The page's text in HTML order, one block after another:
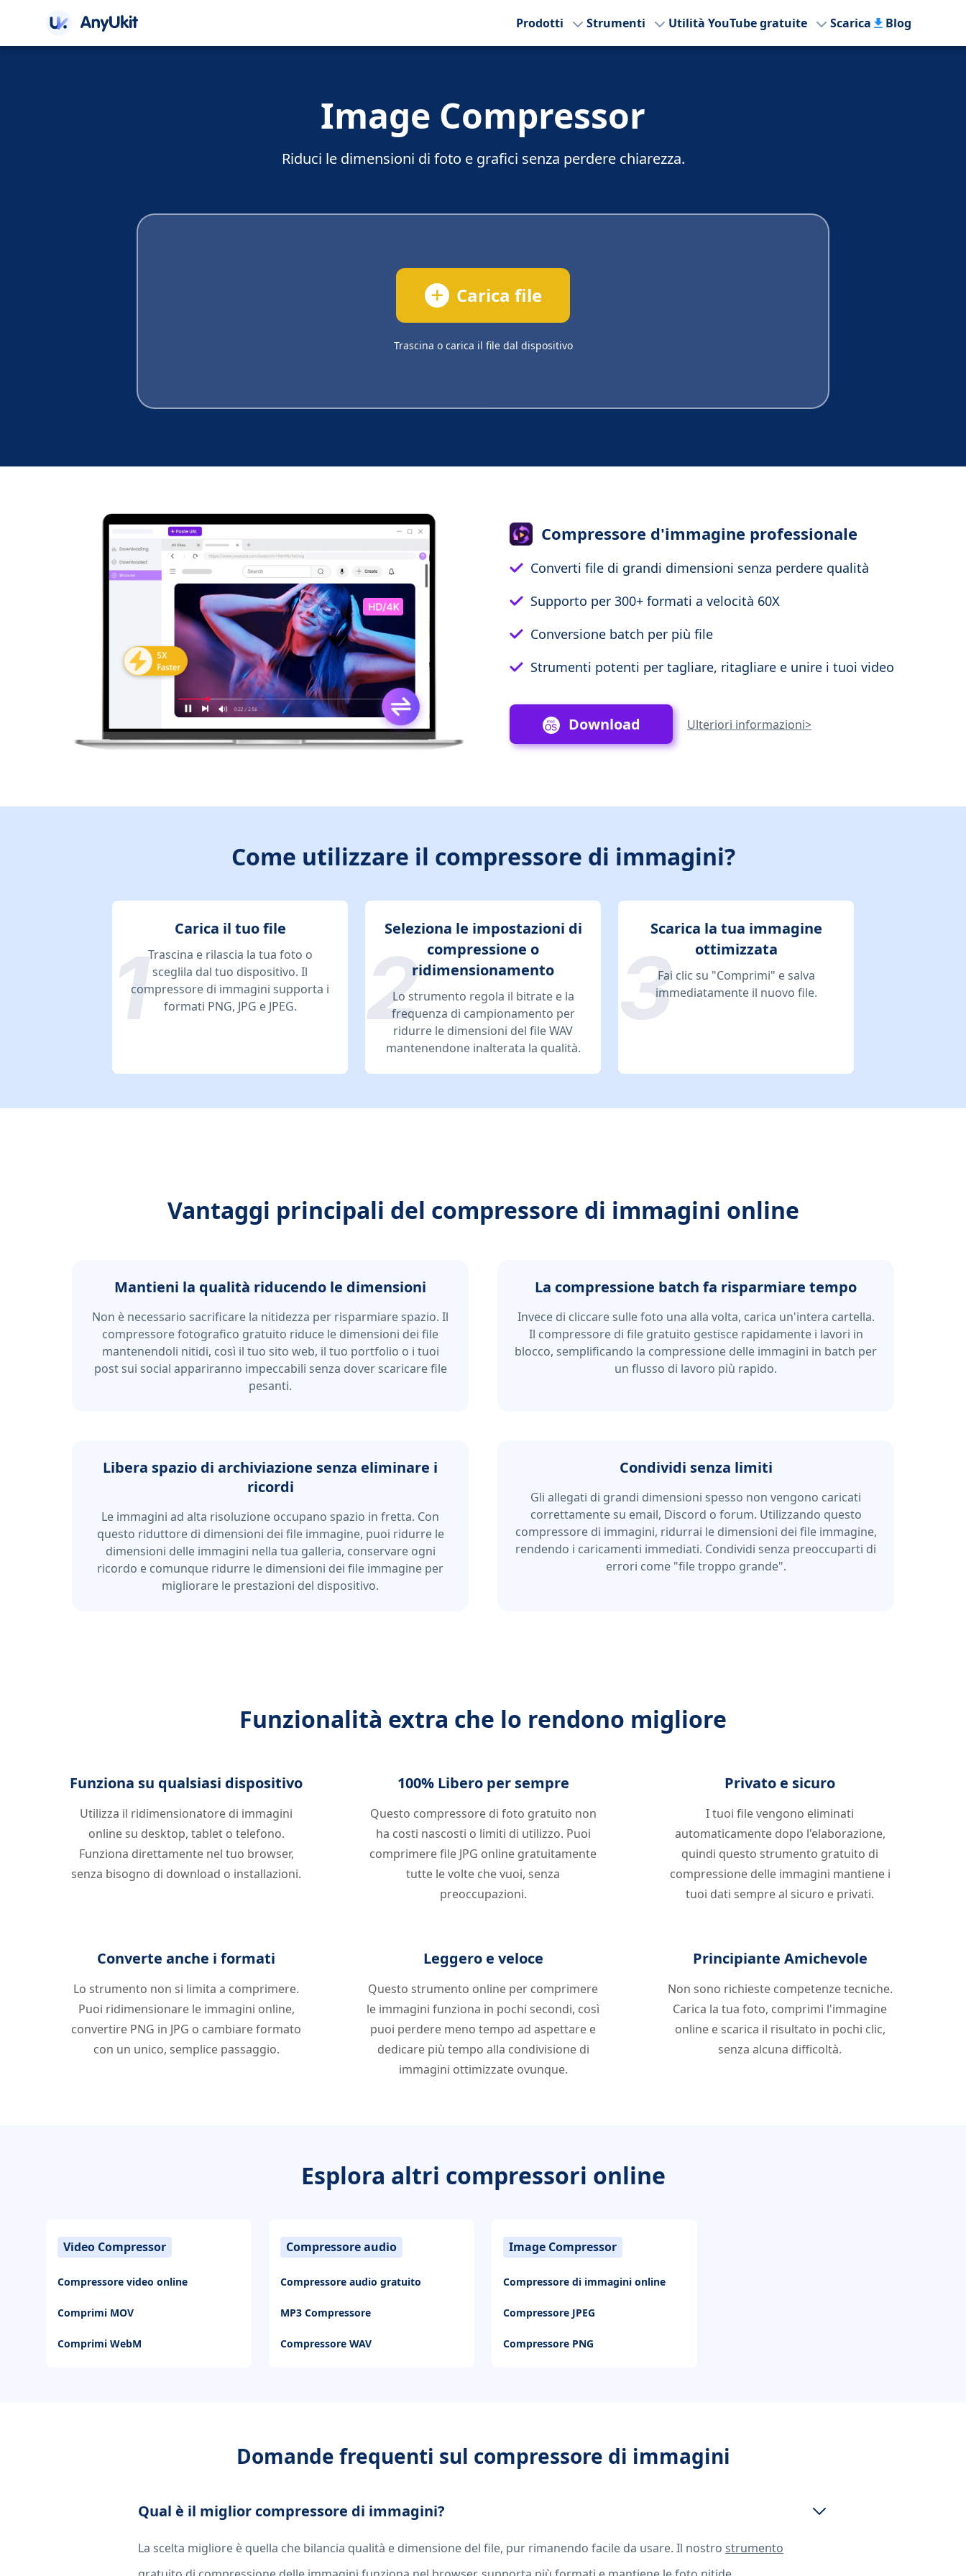
Prodotti Strumenti Utilità YouTube gratuite Scarica Blog
Image Compressor
Riduci le dimensioni di foto e grafici senza perdere chiarezza.
Carica file
Trascina o carica il file dal dispositivo
Compressore d'immagine professionale
Converti file di grandi dimensioni senza perdere qualità
Supporto per 300+ formati a velocità 60X
Conversione batch per più file
Strumenti potenti per tagliare, ritagliare e unire i tuoi video
Download Ulteriori informazioni>
Come utilizzare il compressore di immagini?
Carica il tuo file
Trascina e rilascia la tua foto o
sceglila dal tuo dispositivo. Il
compressore di immagini supporta i
formati PNG, JPG e JPEG.
Seleziona le impostazioni di
compressione o
ridimensionamento
Lo strumento regola il bitrate e la
frequenza di campionamento per
ridurre le dimensioni del file WAV
mantenendone inalterata la qualità.
Scarica la tua immagine
ottimizzata
Fai clic su "Comprimi" e salva
immediatamente il nuovo file.
Vantaggi principali del compressore di immagini online
Mantieni la qualità riducendo le dimensioni
Non è necessario sacrificare la nitidezza per risparmiare spazio. Il
compressore fotografico gratuito riduce le dimensioni dei file
mantenendoli nitidi, così il tuo sito web, il tuo portfolio o i tuoi
post sui social appariranno impeccabili senza dover scaricare file
pesanti.
La compressione batch fa risparmiare tempo
Invece di cliccare sulle foto una alla volta, carica un'intera cartella.
Il compressore di file gratuito gestisce rapidamente i lavori in
blocco, semplificando la compressione delle immagini in batch per
un flusso di lavoro più rapido.
Libera spazio di archiviazione senza eliminare i
ricordi
Le immagini ad alta risoluzione occupano spazio in fretta. Con
questo riduttore di dimensioni dei file immagine, puoi ridurre le
dimensioni delle immagini nella tua galleria, conservare ogni
ricordo e comunque ridurre le dimensioni dei file immagine per
migliorare le prestazioni del dispositivo.
Condividi senza limiti
Gli allegati di grandi dimensioni spesso non vengono caricati
correttamente su email, Discord o forum. Utilizzando questo
compressore di immagini, ridurrai le dimensioni dei file immagine,
rendendo i caricamenti immediati. Condividi senza preoccuparti di
errori come "file troppo grande".
Funzionalità extra che lo rendono migliore
Funziona su qualsiasi dispositivo
Utilizza il ridimensionatore di immagini
online su desktop, tablet o telefono.
Funziona direttamente nel tuo browser,
senza bisogno di download o installazioni.
100% Libero per sempre
Questo compressore di foto gratuito non
ha costi nascosti o limiti di utilizzo. Puoi
comprimere file JPG online gratuitamente
tutte le volte che vuoi, senza
preoccupazioni.
Privato e sicuro
I tuoi file vengono eliminati
automaticamente dopo l'elaborazione,
quindi questo strumento gratuito di
compressione delle immagini mantiene i
tuoi dati sempre al sicuro e privati.
Converte anche i formati
Lo strumento non si limita a comprimere.
Puoi ridimensionare le immagini online,
convertire PNG in JPG o cambiare formato
con un unico, semplice passaggio.
Leggero e veloce
Questo strumento online per comprimere
le immagini funziona in pochi secondi, così
puoi perdere meno tempo ad aspettare e
dedicare più tempo alla condivisione di
immagini ottimizzate ovunque.
Principiante Amichevole
Non sono richieste competenze tecniche.
Carica la tua foto, comprimi l'immagine
online e scarica il risultato in pochi clic,
senza alcuna difficoltà.
Esplora altri compressori online
Video Compressor
Compressore video online
Comprimi MOV
Comprimi WebM
Compressore audio
Compressore audio gratuito
MP3 Compressore
Compressore WAV
Image Compressor
Compressore di immagini online
Compressore JPEG
Compressore PNG
Domande frequenti sul compressore di immagini
Qual è il miglior compressore di immagini?
La scelta migliore è quella che bilancia qualità e dimensione del file, pur rimanendo facile da usare. Il nostro strumento